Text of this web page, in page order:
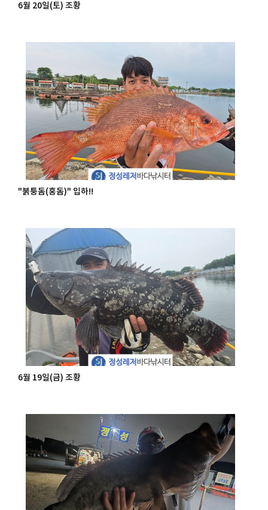
6월 20일(토) 조황
"붉퉁돔(홍돔)" 입하!!
6월 19일(금) 조황